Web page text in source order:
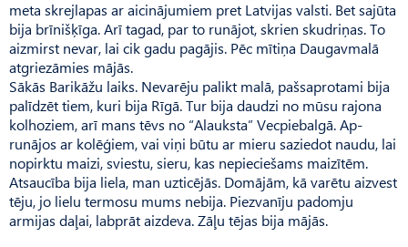
meta skrejlapas ar aicinājumiem pret Latvijas valsti. Bet sajūta
bija brīnišķīga. Arī tagad, par to runājot, skrien skudriņas. To
aizmirst nevar, lai cik gadu pagājis. Pēc mītiņa Daugavmalā
atgriezāmies mājās.
Sākās Barikāžu laiks. Nevarēju palikt malā, pašsaprotami bija
palīdzēt tiem, kuri bija Rīgā. Tur bija daudzi no mūsu rajona
kolhoziem, arī mans tēvs no “Alauk­sta” Vecpiebalgā. Ap­
runājos ar kolēģiem, vai viņi būtu ar mieru saziedot naudu, lai
nopirktu maizi, sviestu, sieru, kas nepieciešams maizītēm.
Atsaucība bija liela, man uzticējās. Domājām, kā varētu aizvest
tēju, jo lielu termosu mums nebija. Piezvanīju padomju
armijas daļai, labprāt aizdeva. Zāļu tējas bija mājās.